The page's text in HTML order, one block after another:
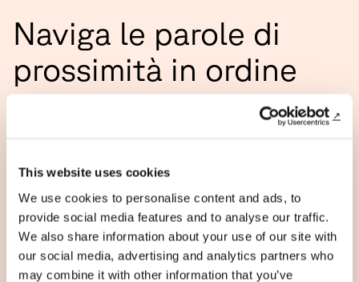
This website uses cookies
We use cookies to personalise content and ads, to
provide social media features and to analyse our traffic.
We also share information about your use of our site with
our social media, advertising and analytics partners who
may combine it with other information that you’ve
Naviga le parole di
prossimità in ordine
alfabetico
Fonte storica
Funzionalità
Genius Loci